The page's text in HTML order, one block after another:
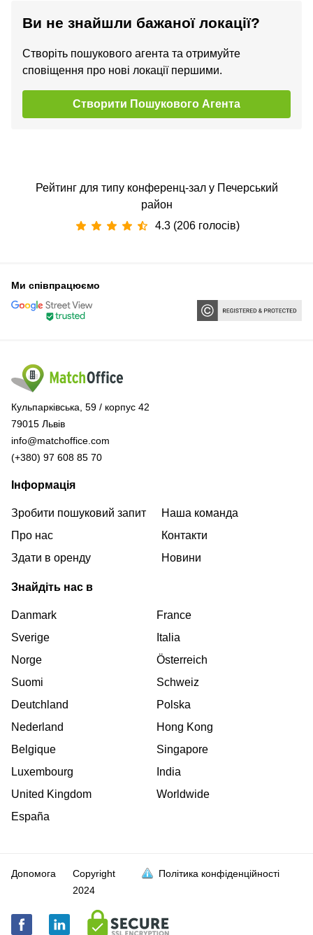
Ви не знайшли бажаної локації?
Створіть пошукового агента та отримуйте
сповіщення про нові локації першими.
Створити Пошукового Агента
Рейтинг для типу конференц-зал у Печерський
район
4.3 (206 голосів)
Ми співпрацюємо
Кульпарківська, 59 / корпус 42
79015 Львів
info@matchoffice.com
(+380) 97 608 85 70
Інформація
Зробити пошуковий запит
Про нас
Здати в оренду
Наша команда
Контакти
Новини
Знайдіть нас в
Danmark
Sverige
Norge
Suomi
Deutchland
Nederland
Belgique
Luxembourg
United Kingdom
España
France
Italia
Österreich
Schweiz
Polska
Hong Kong
Singapore
India
Worldwide
Допомога
Copyright
2024
Політика конфіденційності